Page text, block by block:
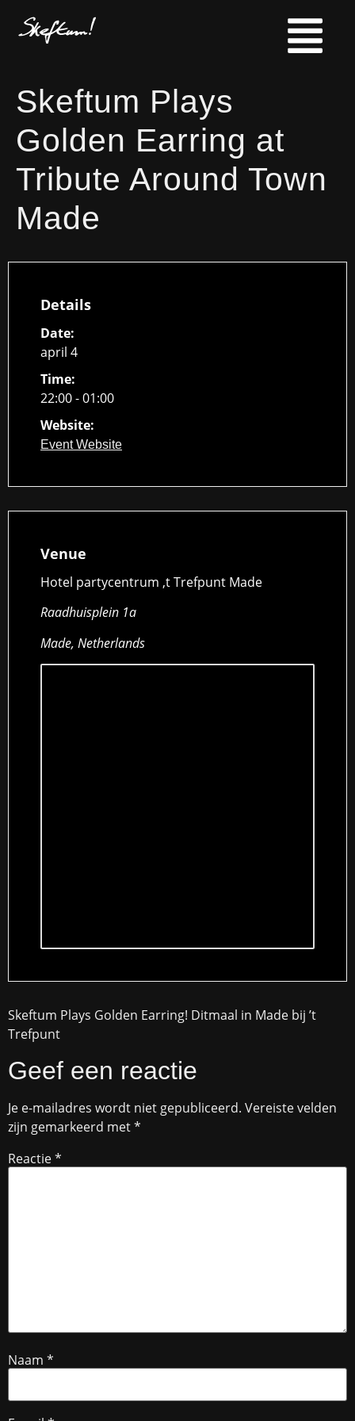
Skeftum Plays
Golden Earring at
Tribute Around Town
Made
Details
Date:
april 4
Time:
22:00 - 01:00
Website:
Event Website
Venue
Hotel partycentrum ,t Trefpunt Made
Raadhuisplein 1a
Made, Netherlands
Skeftum Plays Golden Earring! Ditmaal in Made bij ’t
Trefpunt
Geef een reactie
Je e-mailadres wordt niet gepubliceerd. Vereiste velden
zijn gemarkeerd met*
Reactie*
Naam *